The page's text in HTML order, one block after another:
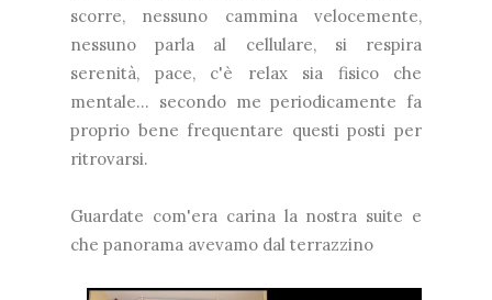
scorre, nessuno cammina velocemente,
nessuno parla al cellulare, si respira
serenità, pace, c'è relax sia fisico che
mentale... secondo me periodicamente fa
proprio bene frequentare questi posti per
ritrovarsi.
Guardate com'era carina la nostra suite e
che panorama avevamo dal terrazzino